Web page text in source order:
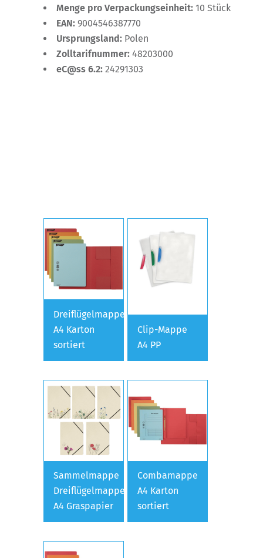
Menge pro Verpackungseinheit: 10 Stück
EAN: 9004546387770
Ursprungsland: Polen
Zolltarifnummer: 48203000
eC@ss 6.2: 24291303
Dreiflügelmappe
A4 Karton
sortiert
Clip-Mappe
A4 PP
Sammelmappe
Dreiflügelmappe
A4 Graspapier
Combamappe
A4 Karton
sortiert